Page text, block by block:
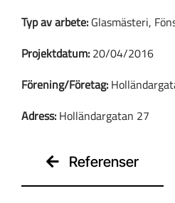
Typ av arbete:Glasmästeri,
Projektdatum:20/04/2016
Förening/Företag:
Adress:Holländargatan 27
Referenser